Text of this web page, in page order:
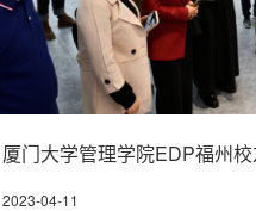
2023-04-11